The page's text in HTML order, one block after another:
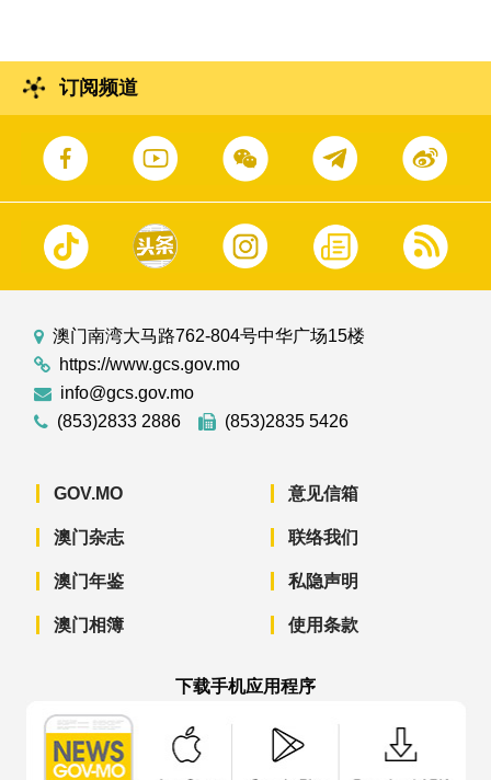
订阅频道
澳门南湾大马路762-804号中华广场15楼
https://www.gcs.gov.mo
info@gcs.gov.mo
(853)2833 2886
(853)2835 5426
GOV.MO
澳门杂志
澳门年鉴
澳门相簿
意见信箱
联络我们
私隐声明
使用条款
下载手机应用程序